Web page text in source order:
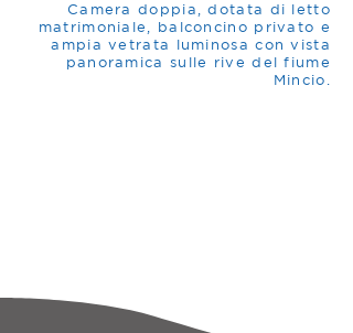
Camera doppia, dotata di letto
matrimoniale, balconcino privato e
ampia vetrata luminosa con vista
panoramica sulle rive del fiume
Mincio.